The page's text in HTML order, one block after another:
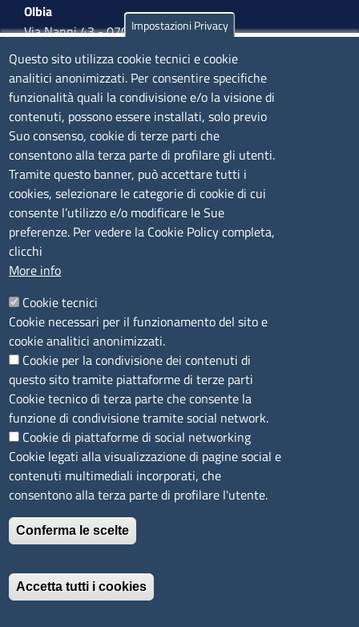
Olbia
Via Nanni 43 - 07026 Olbia
Tel. 0789 66122 | 0789 69580
mail: ufficio.olbia@ss.camcom.it
lunedì al venerdì: 9,00 - 12,00; lunedì pomeriggio: 16,00
- 17,00
CONTATTI
Camera di Commercio, Industria, Artigianato e
Agricoltura di Sassari
PEC
P.IVA01047570906
Codice Fiscale
Codice Univoco per le fatture elettroniche: UFPXFS
LINK UTILI
Segnalazione di illecito
Amministrazione Trasparente
Accesso riservato
Dichiarazione di accessibilità
Mappa del sito
È un servizio realizzato da
Impostazioni Privacy
Questo sito utilizza cookie tecnici e cookie
analitici anonimizzati. Per consentire specifiche
funzionalità quali la condivisione e/o la visione di
contenuti, possono essere installati, solo previo
Suo consenso, cookie di terze parti che
consentono alla terza parte di profilare gli utenti.
Tramite questo banner, può accettare tutti i
cookies, selezionare le categorie di cookie di cui
consente l’utilizzo e/o modificare le Sue
preferenze. Per vedere la Cookie Policy completa,
clicchi
More info
Cookie tecnici
Cookie necessari per il funzionamento del sito e
cookie analitici anonimizzati.
Cookie per la condivisione dei contenuti di
questo sito tramite piattaforme di terze parti
Cookie tecnico di terza parte che consente la
funzione di condivisione tramite social network.
Cookie di piattaforme di social networking
Cookie legati alla visualizzazione di pagine social e
contenuti multimediali incorporati, che
consentono alla terza parte di profilare l'utente.
Conferma le scelte
Accetta tutti i cookies